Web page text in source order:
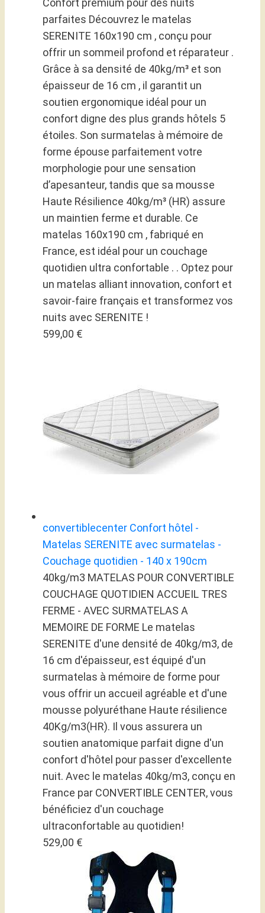
parfaites Découvrez le matelas
SERENITE 160x190 cm , conçu pour
offrir un sommeil profond et réparateur .
Grâce à sa densité de 40kg/m³ et son
épaisseur de 16 cm , il garantit un
soutien ergonomique idéal pour un
confort digne des plus grands hôtels 5
étoiles. Son surmatelas à mémoire de
forme épouse parfaitement votre
morphologie pour une sensation
d’apesanteur, tandis que sa mousse
Haute Résilience 40kg/m³ (HR) assure
un maintien ferme et durable. Ce
matelas 160x190 cm , fabriqué en
France, est idéal pour un couchage
quotidien ultra confortable . . Optez pour
un matelas alliant innovation, confort et
savoir-faire français et transformez vos
nuits avec SERENITE !
599,00 €
convertiblecenter Confort hôtel -
Matelas SERENITE avec surmatelas -
Couchage quotidien - 140 x 190cm
40kg/m3 MATELAS POUR CONVERTIBLE
COUCHAGE QUOTIDIEN ACCUEIL TRES
FERME - AVEC SURMATELAS A
MEMOIRE DE FORME Le matelas
SERENITE d'une densité de 40kg/m3, de
16 cm d'épaisseur, est équipé d'un
surmatelas à mémoire de forme pour
vous offrir un accueil agréable et d'une
mousse polyuréthane Haute résilience
40Kg/m3(HR). Il vous assurera un
soutien anatomique parfait digne d'un
confort d'hôtel pour passer d'excellente
nuit. Avec le matelas 40kg/m3, conçu en
France par CONVERTIBLE CENTER, vous
bénéficiez d'un couchage
ultraconfortable au quotidien!
529,00 €